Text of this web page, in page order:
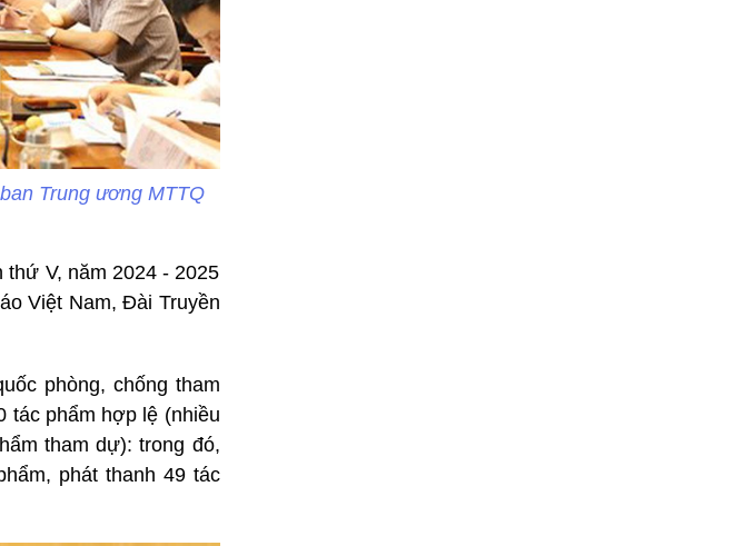
Trung ương MTTQ
V, năm 2024 - 2025
Việt Nam, Đài Truyền
phòng, chống tham
tác phẩm hợp lệ (nhiều
tham dự): trong đó,
phát thanh 49 tác